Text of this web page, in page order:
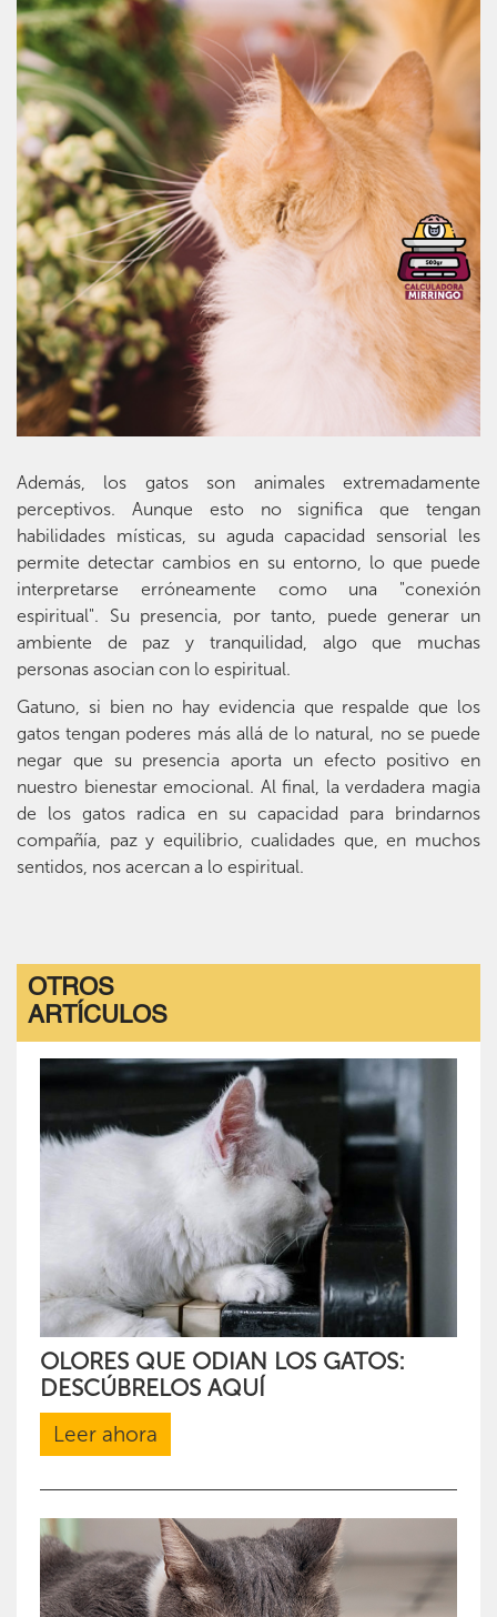
Además, los gatos son animales extremadamente
perceptivos. Aunque esto no significa que tengan
habilidades místicas, su aguda capacidad sensorial les
permite detectar cambios en su entorno, lo que puede
interpretarse erróneamente como una "conexión
espiritual". Su presencia, por tanto, puede generar un
ambiente de paz y tranquilidad, algo que muchas
personas asocian con lo espiritual.
Gatuno, si bien no hay evidencia que respalde que los
gatos tengan poderes más allá de lo natural, no se puede
negar que su presencia aporta un efecto positivo en
nuestro bienestar emocional. Al final, la verdadera magia
de los gatos radica en su capacidad para brindarnos
compañía, paz y equilibrio, cualidades que, en muchos
sentidos, nos acercan a lo espiritual.
OTROS
ARTÍCULOS
OLORES QUE ODIAN LOS GATOS:
DESCÚBRELOS AQUÍ
Leer ahora